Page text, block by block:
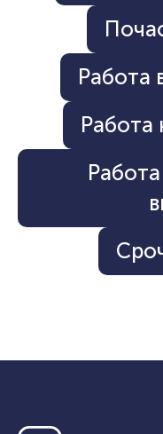
Работа
Работа